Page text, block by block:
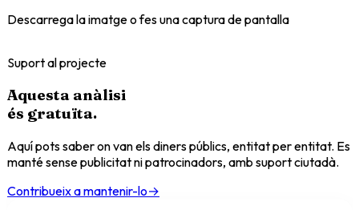
Descarrega la imatge o fes una captura de pantalla
Suport al projecte
Aquesta anàlisi
és gratuïta.
Aquí pots saber on van els diners públics, entitat per entitat. Es
manté sense publicitat ni patrocinadors, amb suport ciutadà.
Contribueix a mantenir-lo→